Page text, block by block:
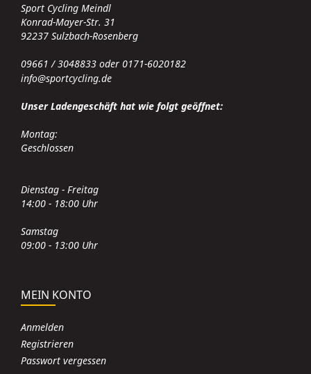
Sport Cycling Meindl
Konrad-Mayer-Str. 31
92237 Sulzbach-Rosenberg
09661 / 3048833 oder 0171-6020182
info@sportcycling.de
Unser Ladengeschäft hat wie folgt geöffnet:
Montag:
Geschlossen
Dienstag - Freitag
14:00 - 18:00 Uhr
Samstag
09:00 - 13:00 Uhr
MEIN KONTO
Anmelden
Registrieren
Passwort vergessen